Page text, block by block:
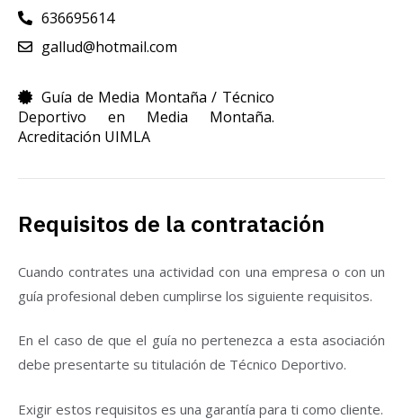
636695614
gallud@hotmail.com
Guía de Media Montaña / Técnico
Deportivo en Media Montaña.
Acreditación UIMLA
Requisitos de la contratación
Cuando contrates una actividad con una empresa o con un
guía profesional deben cumplirse los siguiente requisitos.
En el caso de que el guía no pertenezca a esta asociación
debe presentarte su titulación de Técnico Deportivo.
Exigir estos requisitos es una garantía para ti como cliente.